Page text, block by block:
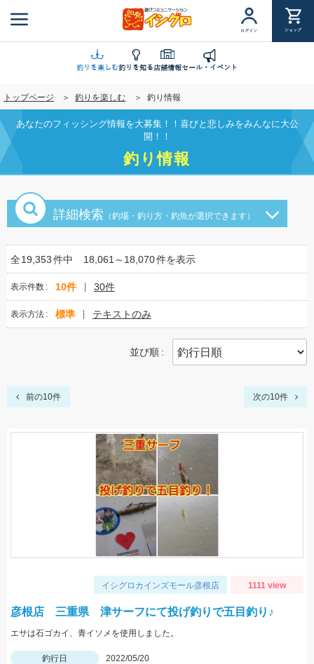
ン
に
移
動
ログイン ショップ
釣りを楽しむ釣りを知る店舗情報セール・イベント
トップページ 釣りを楽しむ 釣り情報
あなたのフィッシング情報を大募集！！喜びと悲しみをみんなに大公
開！！
釣り情報
詳細検索 （釣場・釣り方・釣魚が選択できます）
全19,353件中 18,061～18,070件を表示
表示件数 10件 30件
表示方法 標準 テキストのみ
並び順
前の10件 次の10件
イシグロカインズモール彦根店 1111 view
彦根店 三重県 津サーフにて投げ釣りで五目釣り♪
エサは石ゴカイ、青イソメを使用しました。
釣行日
2022/05/20